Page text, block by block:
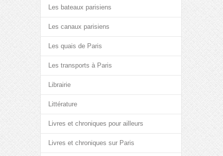
Les bateaux parisiens
Les canaux parisiens
Les quais de Paris
Les transports à Paris
Librairie
Littérature
Livres et chroniques pour ailleurs
Livres et chroniques sur Paris